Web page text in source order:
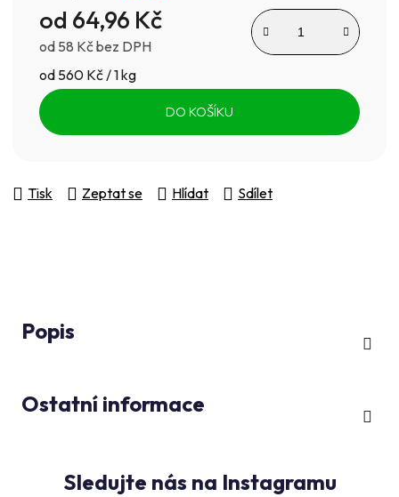
od 64,96 Kč
od 58 Kčbez DPH
Měrná cena:
od 560 Kč / 1 kg
DO KOŠÍKU
Tisk Zeptat se Hlídat Sdílet
Popis
Ostatní informace